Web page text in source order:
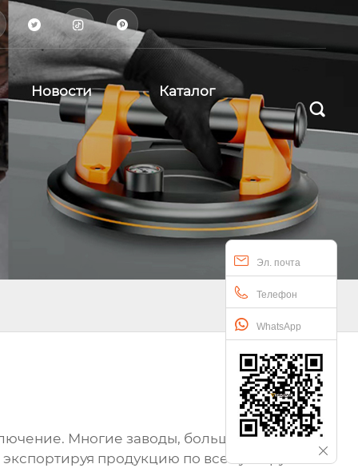
  
Новости Каталог

Эл. почта
Телефон
WhatsApp
Многие заводы, большие и
продукцию по всему миру.